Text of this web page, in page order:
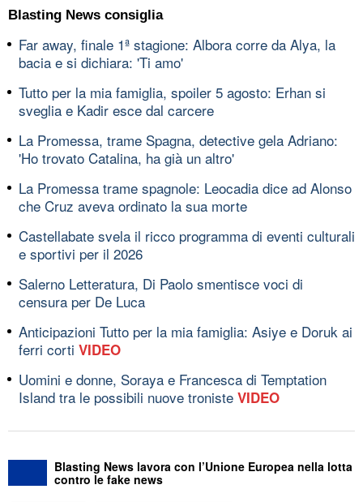
Blasting News consiglia
Far away, finale 1ª stagione: Albora corre da Alya, la
bacia e si dichiara: 'Ti amo'
Tutto per la mia famiglia, spoiler 5 agosto: Erhan si
sveglia e Kadir esce dal carcere
La Promessa, trame Spagna, detective gela Adriano:
'Ho trovato Catalina, ha già un altro'
La Promessa trame spagnole: Leocadia dice ad Alonso
che Cruz aveva ordinato la sua morte
Castellabate svela il ricco programma di eventi culturali
e sportivi per il 2026
Salerno Letteratura, Di Paolo smentisce voci di
censura per De Luca
Anticipazioni Tutto per la mia famiglia: Asiye e Doruk ai
ferri corti VIDEO
Uomini e donne, Soraya e Francesca di Temptation
Island tra le possibili nuove troniste VIDEO
Blasting News lavora con l’Unione Europea nella lotta
contro le fake news